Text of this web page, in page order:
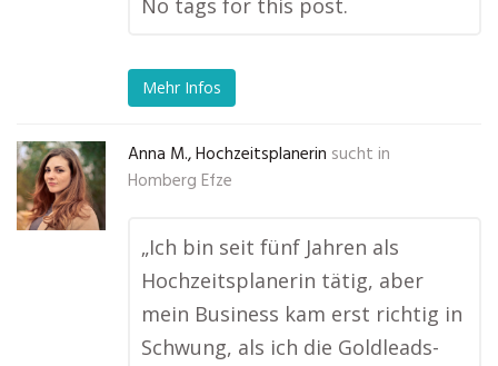
No tags for this post.
Mehr Infos
Anna M., Hochzeitsplanerin sucht in
Homberg Efze
„Ich bin seit fünf Jahren als
Hochzeitsplanerin tätig, aber
mein Business kam erst richtig in
Schwung, als ich die Goldleads-